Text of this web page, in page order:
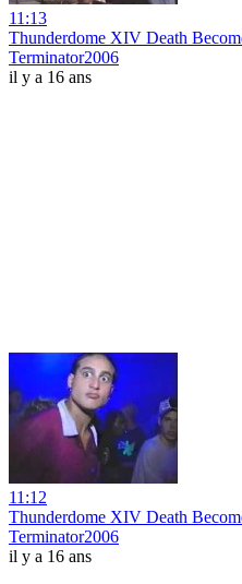
11:13
Thunderdome XIV Death
Terminator2006
il y a 16 ans
11:12
Thunderdome XIV Death
Terminator2006
il y a 16 ans